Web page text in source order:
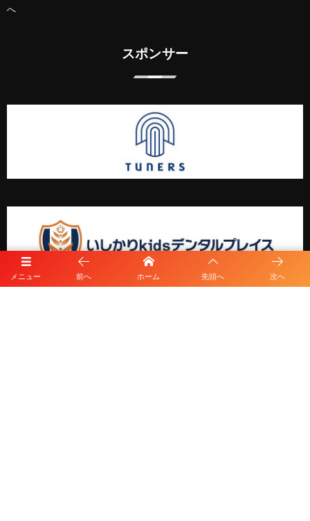
メニュー 前へ ホーム 先頭へ 次へ
へ
スポンサー